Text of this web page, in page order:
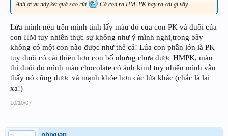
Anh ơi vụ này kết quả sao rùi Cá con ra HM, PK hay ra cái gì vậy
Lứa mình nêu trên mình tinh lấy màu đỏ của con PK và đuôi của
con HM tuy nhiên thực sự không như ý mình nghĩ,trong bầy
không có một con nào được như thế cả! Lúa con phần lớn là PK
tuy đuôi có cải thiên hơn con bố nhưng chưa được HMPK, màu
thì đuôi đỏ mình màu chocolate có ánh kim! tuy nhiên mình vẫn
thấy nó cũng đươc và mạnh khỏe hơn các lứa khác (chắc là lai
xa!)
10/10/07